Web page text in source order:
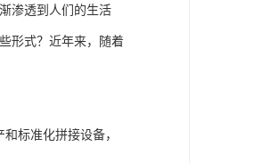
渗透到人们的生活
形式？近年来，随着
标准化拼接设备，